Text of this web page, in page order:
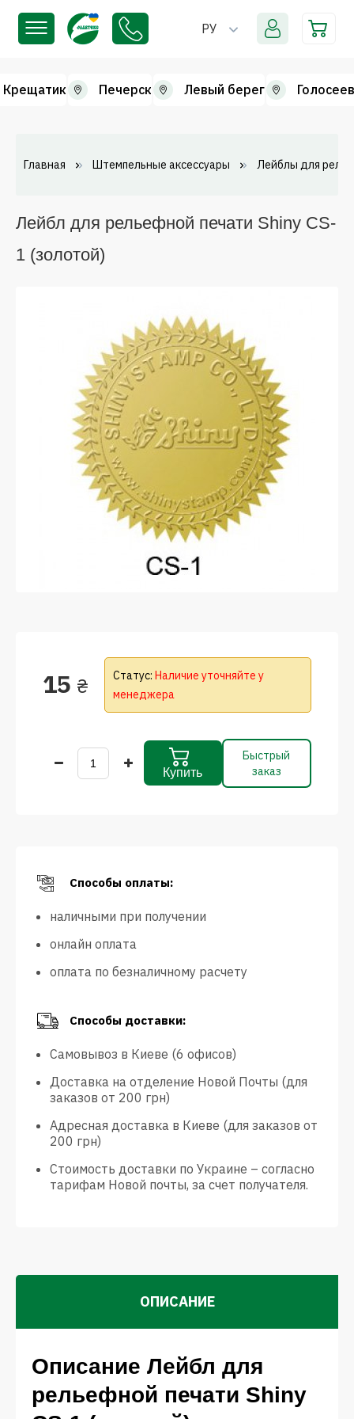
РУ
Крещатик Печерск Левый берег
Главная Штемпельные аксессуары Лейблы для
Лейбл для рельефной печати Shiny CS-
1 (золотой)
15 ₴ Статус: Наличие уточняйте у
менеджера
Купить
Быстрый
заказ
Способы оплаты:
наличными при получении
онлайн оплата
оплата по безналичному расчету
Способы доставки:
Самовывоз в Киеве (6 офисов)
Доставка на отделение Новой Почты (для
заказов от 200 грн)
Адресная доставка в Киеве (для заказов от
200 грн)
Стоимость доставки по Украине – согласно
тарифам Новой почты, за счет получателя.
ОПИСАНИЕ
Описание Лейбл для
рельефной печати Shiny